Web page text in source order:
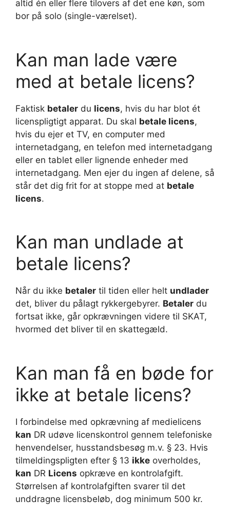
altid én eller flere tilovers af det ene køn, som
bor på solo (single-værelset).
Kan man lade være
med at betale licens?
Faktisk betaler du licens, hvis du har blot ét
licenspligtigt apparat. Du skal betale licens,
hvis du ejer et TV, en computer med
internetadgang, en telefon med internetadgang
eller en tablet eller lignende enheder med
internetadgang. Men ejer du ingen af delene, så
står det dig frit for at stoppe med at betale
licens.
Kan man undlade at
betale licens?
Når du ikke betaler til tiden eller helt undlader
det, bliver du pålagt rykkergebyrer. Betaler du
fortsat ikke, går opkrævningen videre til SKAT,
hvormed det bliver til en skattegæld.
Kan man få en bøde for
ikke at betale licens?
I forbindelse med opkrævning af medielicens
kan DR udøve licenskontrol gennem telefoniske
henvendelser, husstandsbesøg m.v. § 23. Hvis
tilmeldingspligten efter § 13 ikke overholdes,
kan DR Licens opkræve en kontrolafgift.
Størrelsen af kontrolafgiften svarer til det
unddragne licensbeløb, dog minimum 500 kr.